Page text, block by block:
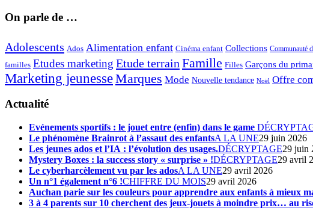
On parle de …
Adolescents Ados Alimentation enfant Cinéma enfant Collections Communauté
familles Etudes marketing Etude terrain Famille Filles Garçons du
Marketing jeunesseMarques Mode Nouvelle tendance Noël Offre
Actualité
Evénements sportifs : le jouet entre (enfin) dans le game
Le phénomène Brainrot à l’assaut des enfantsA LA UNE29 juin 2026
Les jeunes ados et l’IA : l’évolution des usages.DÉCRYPTAGE29 juin
Mystery Boxes : la success story « surprise » !DÉCRYPTAGE29 avril
Le cyberharcèlement vu par les adosA LA UNE29 avril 2026
Un n°1 également n°6 !CHIFFRE DU MOIS29 avril 2026
Auchan parie sur les couleurs pour apprendre aux enfants à mieux
3 à 4 parents sur 10 cherchent des jeux-jouets à moindre prix… au